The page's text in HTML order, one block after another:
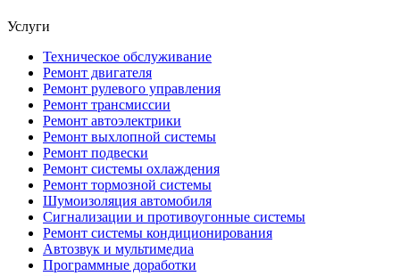
Услуги
Техническое обслуживание
Ремонт двигателя
Ремонт рулевого управления
Ремонт трансмиссии
Ремонт автоэлектрики
Ремонт выхлопной системы
Ремонт подвески
Ремонт системы охлаждения
Ремонт тормозной системы
Шумоизоляция автомобиля
Сигнализации и противоугонные системы
Ремонт системы кондиционирования
Автозвук и мультимедиа
Программные доработки